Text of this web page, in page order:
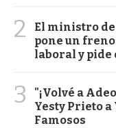
2
El ministro
pone un
laboral y pide
3
"¡Volvé a
Yesty Prieto
Famosos